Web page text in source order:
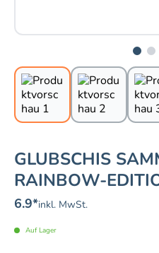
GLUBSCHIS
RAINBOW-
6.9*inkl. MwSt.
Auf Lager